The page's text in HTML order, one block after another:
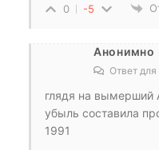
0 -5
Анонимно
Ответ для
глядя на вымерший
убыль составила
1991